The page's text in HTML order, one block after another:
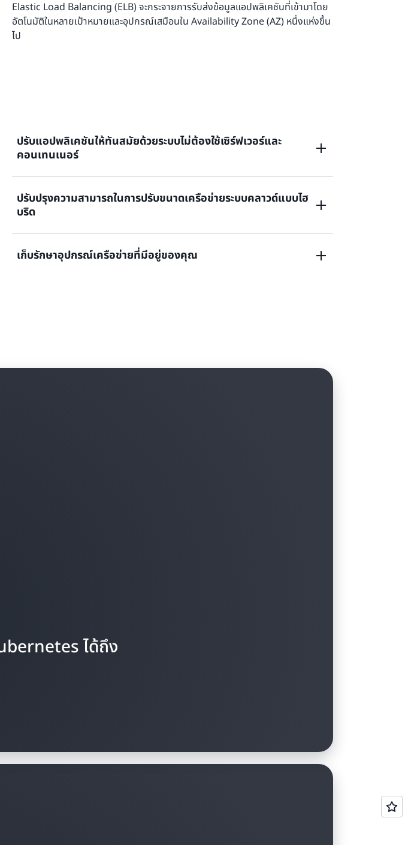
Elastic Load Balancing (ELB) จะกระจายการรับส่งข้อมูลแอปพลิเคชันที่เข้ามาโดย
อัตโนมัติในหลายเป้าหมายและอุปกรณ์เสมือนใน Availability Zone (AZ) หนึ่งแห่งขึ้น
ไป
ปรับแอปพลิเคชันให้ทันสมัยด้วยระบบไม่ต้องใช้เซิร์ฟเวอร์และ
คอนเทนเนอร์
ปรับขนาดแอปพลิเคชันสมัยใหม่เพื่อตอบสนองความต้องการโดยไม่ต้องมีการ
กำหนดค่าที่ซับซ้อนหรือเกตเวย์ API
ปรับปรุงความสามารถในการปรับขนาดเครือข่ายระบบคลาวด์แบบไฮ
บริด
ปรับสมดุลระหว่างทรัพยากร AWS และภายในองค์กรโดยใช้ Load Balancer
เก็บรักษาอุปกรณ์เครือข่ายที่มีอยู่ของคุณ
ได้ถึง